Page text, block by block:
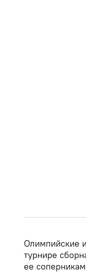
Олимпийские
турнире
ее